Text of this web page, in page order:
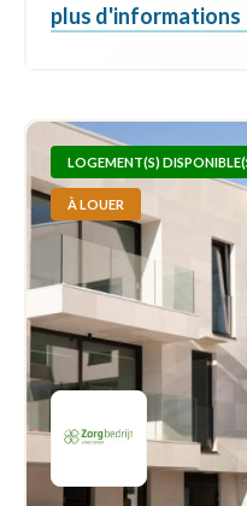
plus d'informations
LOGEMENT(S)
À LOUER